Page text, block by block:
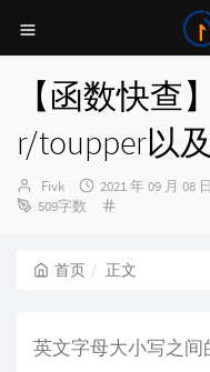
【函数快查
r/toupper以
博
主：
Fivk
发
布
2021 年 09 月 08 日
509字数
首页 正文
英文字母大小写之间